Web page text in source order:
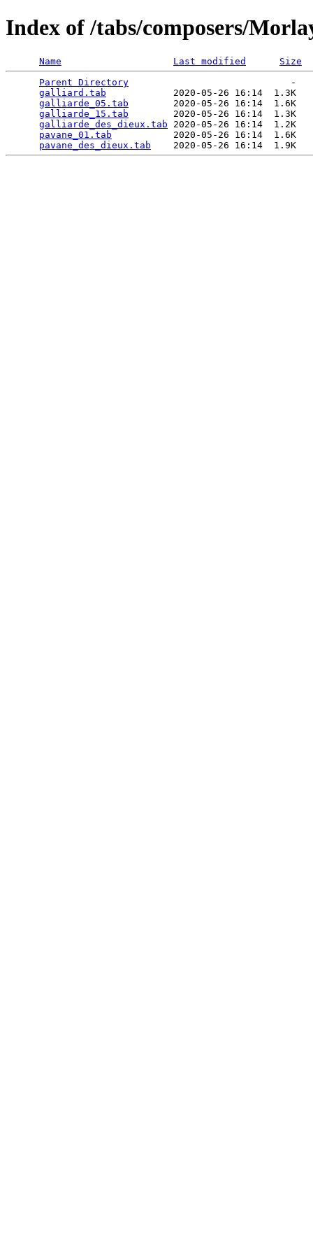
Index of /tabs/composers/
Name Last modified
Size
Parent Directory
                             -
galliard.tab
            2020-05-26 16:14  1.3K
galliarde_05.tab
        2020-05-26 16:14  1.6K
galliarde_15.tab
        2020-05-26 16:14  1.3K
galliarde_des_dieux.tab 2020-05-26 16:14  1.2K
pavane_01.tab
           2020-05-26 16:14  1.6K
pavane_des_dieux.tab